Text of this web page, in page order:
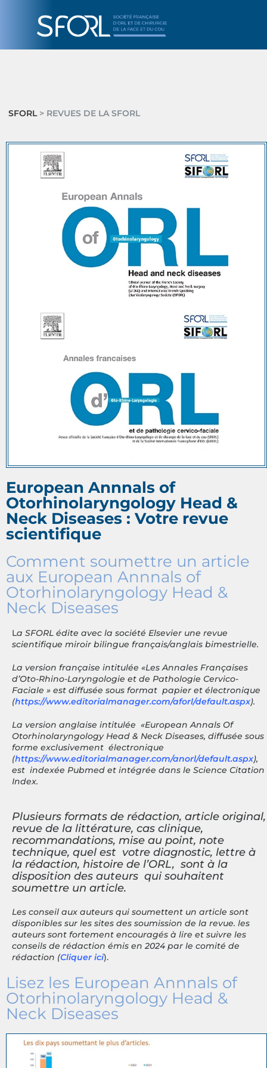
SFORL> REVUES DE LA SFORL
European Annnals of
Otorhinolaryngology Head &
Neck Diseases : Votre revue
scientifique
Comment soumettre un article
aux European Annnals of
Otorhinolaryngology Head &
Neck Diseases
La SFORL édite avec la société Elsevier une revue
scientifique miroir bilingue français/anglais bimestrielle.
La version française intitulée «Les Annales Françaises
d’Oto-Rhino-Laryngologie et de Pathologie Cervico-
Faciale » est diffusée sous format papier et électronique
(https://www.editorialmanager.com/aforl/default.aspx).
La version anglaise intitulée «European Annals Of
Otorhinolaryngology Head & Neck Diseases, diffusée sous
forme exclusivement électronique
(https://www.editorialmanager.com/anorl/default.aspx),
est indexée Pubmed et intégrée dans le Science Citation
Index.
Plusieurs formats de rédaction, article original,
revue de la littérature, cas clinique,
recommandations, mise au point, note
technique, quel est votre diagnostic, lettre à
la rédaction, histoire de l’ORL, sont à la
disposition des auteurs qui souhaitent
soumettre un article.
Les conseil aux auteurs qui soumettent un article sont
disponibles sur les sites des soumission de la revue. les
auteurs sont fortement encouragés à lire et suivre les
conseils de rédaction émis en 2024 par le comité de
rédaction (Cliquer ici).
Lisez les European Annnals of
Otorhinolaryngology Head &
Neck Diseases